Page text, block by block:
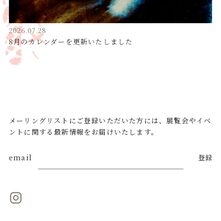
2026.07.28
8月のカレンダーを更新いたしました
メーリングリストにご登録いただいた方には、展覧会やイベ
ントに関する最新情報をお届けいたします。
email 登録